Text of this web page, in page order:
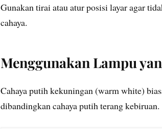
Gunakan tirai atau atur posisi layar agar
cahaya.
Menggunakan Lampu
Cahaya putih kekuningan (warm white)
dibandingkan cahaya putih terang kebiruan.